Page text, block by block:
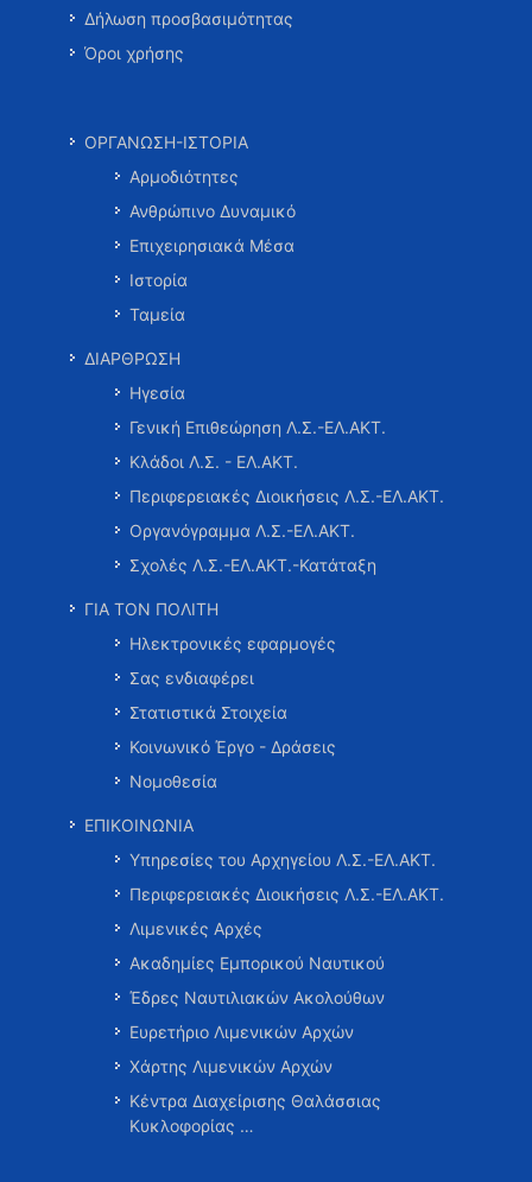
Δήλωση προσβασιμότητας
Όροι χρήσης
ΟΡΓΑΝΩΣΗ-ΙΣΤΟΡΙΑ
Αρμοδιότητες
Ανθρώπινο Δυναμικό
Επιχειρησιακά Μέσα
Ιστορία
Ταμεία
ΔΙΑΡΘΡΩΣΗ
Ηγεσία
Γενική Επιθεώρηση Λ.Σ.-ΕΛ.ΑΚΤ.
Κλάδοι Λ.Σ. - ΕΛ.ΑΚΤ.
Περιφερειακές Διοικήσεις Λ.Σ.-ΕΛ.ΑΚΤ.
Οργανόγραμμα Λ.Σ.-ΕΛ.ΑΚΤ.
Σχολές Λ.Σ.-ΕΛ.ΑΚΤ.-Κατάταξη
ΓΙΑ ΤΟΝ ΠΟΛΙΤΗ
Ηλεκτρονικές εφαρμογές
Σας ενδιαφέρει
Στατιστικά Στοιχεία
Κοινωνικό Έργο - Δράσεις
Νομοθεσία
ΕΠΙΚΟΙΝΩΝΙΑ
Υπηρεσίες του Αρχηγείου Λ.Σ.-ΕΛ.ΑΚΤ.
Περιφερειακές Διοικήσεις Λ.Σ.-ΕΛ.ΑΚΤ.
Λιμενικές Αρχές
Ακαδημίες Εμπορικού Ναυτικού
Έδρες Ναυτιλιακών Ακολούθων
Ευρετήριο Λιμενικών Αρχών
Χάρτης Λιμενικών Αρχών
Κέντρα Διαχείρισης Θαλάσσιας
Κυκλοφορίας …